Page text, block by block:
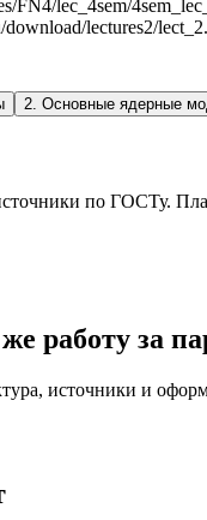
FN4/lec_4sem/
lectures2/
2. Основные ядерные
по ГОСТу.
работу за
источники и